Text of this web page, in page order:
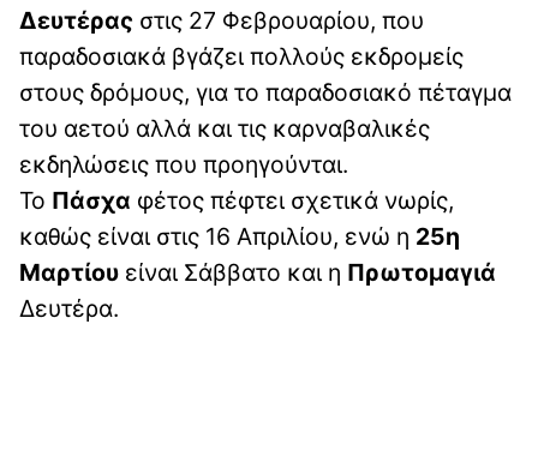
Δευτέρας στις 27 Φεβρουαρίου, που
παραδοσιακά βγάζει πολλούς εκδρομείς
στους δρόμους, για το παραδοσιακό πέταγμα
του αετού αλλά και τις καρναβαλικές
εκδηλώσεις που προηγούνται.
Το Πάσχα φέτος πέφτει σχετικά νωρίς,
καθώς είναι στις 16 Απριλίου, ενώ η 25η
Μαρτίου είναι Σάββατο και η Πρωτομαγιά
Δευτέρα.